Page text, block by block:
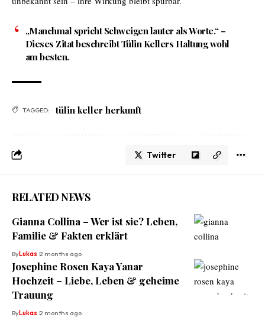
„Manchmal spricht Schweigen lauter als Worte.“–
Dieses Zitat beschreibt Tülin Kellers Haltung wohl
am besten.
TAGGED: tülin keller herkunft
Twitter
RELATED NEWS
Gianna Collina – Wer ist sie? Leben,
Familie & Fakten erklärt
ByLukas 2 months ago
Josephine Rosen Kaya Yanar
Hochzeit – Liebe, Leben & geheime
Trauung
ByLukas 2 months ago